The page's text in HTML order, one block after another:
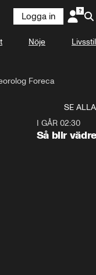
Logga in
Nöje Livsstil
Foreca
SE ALLA
I GÅR 02:30
Så blir